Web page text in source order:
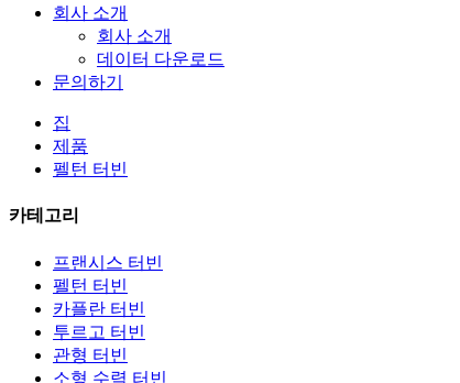
회사 소개
회사 소개
데이터 다운로드
문의하기
집
제품
펠턴 터빈
카테고리
프랜시스 터빈
펠턴 터빈
카플란 터빈
투르고 터빈
관형 터빈
소형 수력 터빈
대체 에너지 수력 발전기 500KW Fra...